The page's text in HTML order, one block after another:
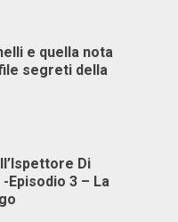
e quella nota
segreti della
Di
-Episodio 3 – La